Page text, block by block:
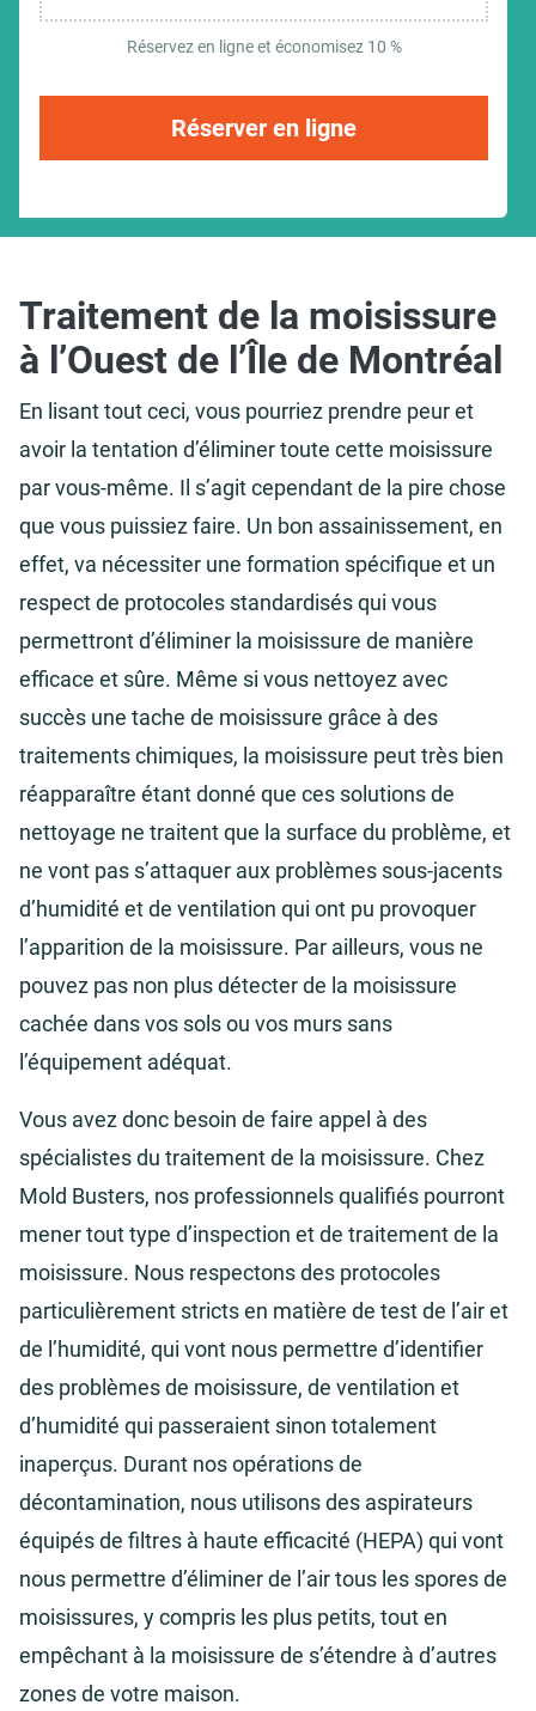
Réservez en ligne et économisez 10 %
Réserver en ligne
Traitement de la moisissure
à l’Ouest de l’Île de Montréal
En lisant tout ceci, vous pourriez prendre peur et
avoir la tentation d’éliminer toute cette moisissure
par vous-même. Il s’agit cependant de la pire chose
que vous puissiez faire. Un bon assainissement, en
effet, va nécessiter une formation spécifique et un
respect de protocoles standardisés qui vous
permettront d’éliminer la moisissure de manière
efficace et sûre. Même si vous nettoyez avec
succès une tache de moisissure grâce à des
traitements chimiques, la moisissure peut très bien
réapparaître étant donné que ces solutions de
nettoyage ne traitent que la surface du problème, et
ne vont pas s’attaquer aux problèmes sous-jacents
d’humidité et de ventilation qui ont pu provoquer
l’apparition de la moisissure. Par ailleurs, vous ne
pouvez pas non plus détecter de la moisissure
cachée dans vos sols ou vos murs sans
l’équipement adéquat.
Vous avez donc besoin de faire appel à des
spécialistes du traitement de la moisissure. Chez
Mold Busters, nos professionnels qualifiés pourront
mener tout type d’inspection et de traitement de la
moisissure. Nous respectons des protocoles
particulièrement stricts en matière de test de l’air et
de l’humidité, qui vont nous permettre d’identifier
des problèmes de moisissure, de ventilation et
d’humidité qui passeraient sinon totalement
inaperçus. Durant nos opérations de
décontamination, nous utilisons des aspirateurs
équipés de filtres à haute efficacité (HEPA) qui vont
nous permettre d’éliminer de l’air tous les spores de
moisissures, y compris les plus petits, tout en
empêchant à la moisissure de s’étendre à d’autres
zones de votre maison.